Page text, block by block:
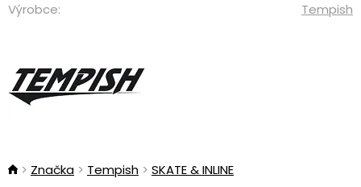
Výrobce:
Tempish
Značka Tempish SKATE & INLINE